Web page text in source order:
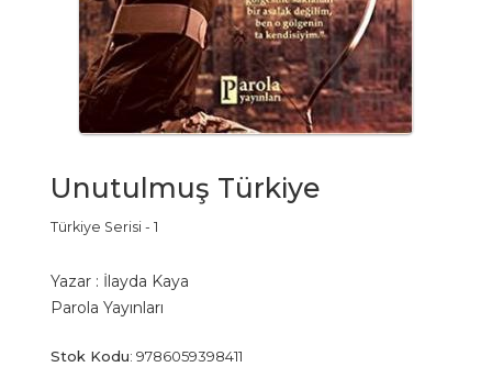
Unutulmuş Türkiye
Türkiye Serisi - 1
Yazar : İlayda Kaya
Parola Yayınları
Stok Kodu: 9786059398411